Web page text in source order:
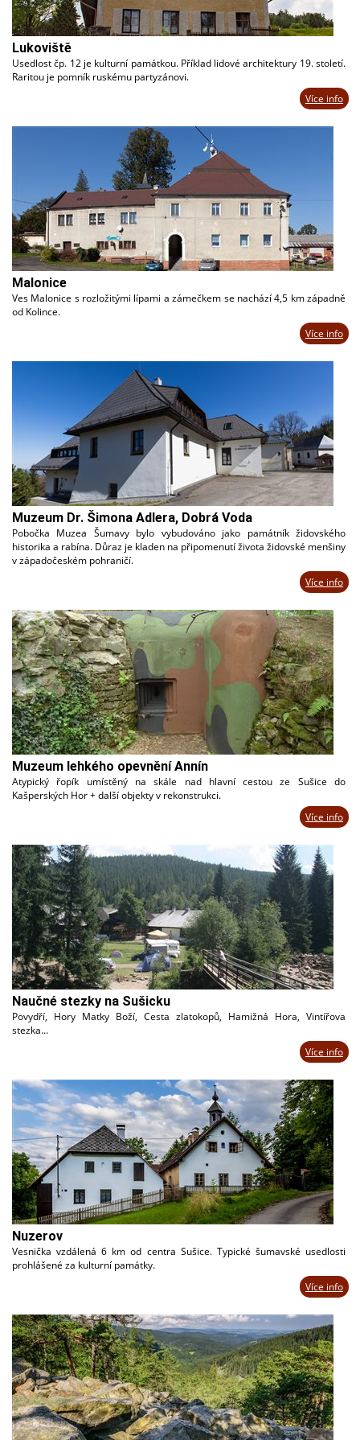
Lukoviště
Usedlost čp. 12 je kulturní památkou. Příklad lidové architektury 19. století.
Raritou je pomník ruskému partyzánovi.
Více info
Malonice
Ves Malonice s rozložitými lípami a zámečkem se nachází 4,5 km západně
od Kolince.
Více info
Muzeum Dr. Šimona Adlera, Dobrá Voda
Pobočka Muzea Šumavy bylo vybudováno jako památník židovského
historika a rabína. Důraz je kladen na připomenutí života židovské menšiny
v západočeském pohraničí.
Více info
Muzeum lehkého opevnění Annín
Atypický řopík umístěný na skále nad hlavní cestou ze Sušice do
Kašperských Hor + další objekty v rekonstrukci.
Více info
Naučné stezky na Sušicku
Povydří, Hory Matky Boží, Cesta zlatokopů, Hamižná Hora, Vintířova
stezka…
Více info
Nuzerov
Vesnička vzdálená 6 km od centra Sušice. Typické šumavské usedlosti
prohlášené za kulturní památky.
Více info